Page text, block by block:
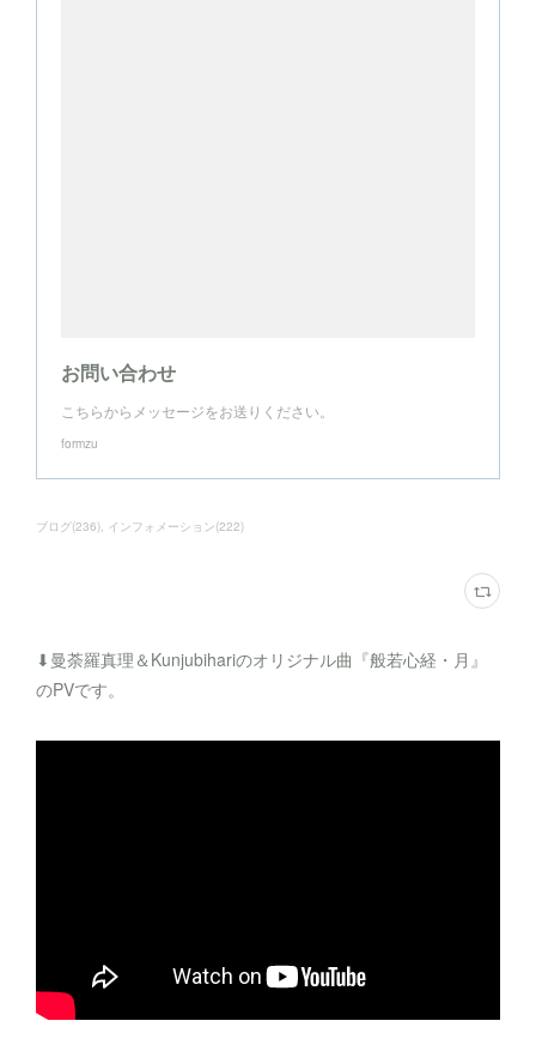
お問い合わせ
こちらからメッセージをお送りください。
formzu
ブログ(236) インフォメーション(222)
⬇︎曼荼羅真理＆Kunjubihariのオリジナル曲『般若心経・月』
のPVです。